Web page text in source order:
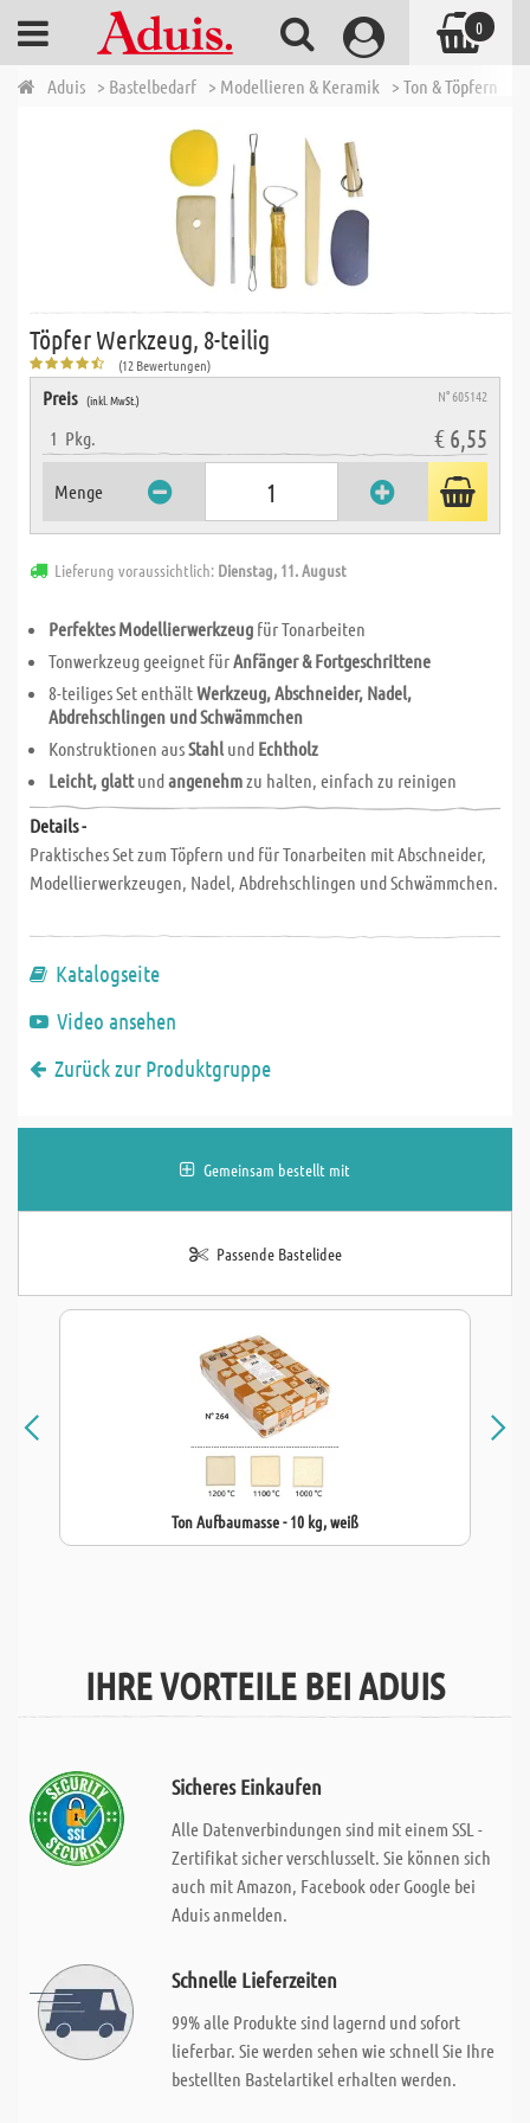
Aduis > Bastelbedarf > Modellieren & Keramik > Ton & Töpfern
Töpfer Werkzeug, 8-teilig
(12 Bewertungen)
Preis (inkl. MwSt.) N° 605142
1 Pkg. € 6,55
Menge
Lieferung voraussichtlich: Dienstag, 11. August
Perfektes Modellierwerkzeug für Tonarbeiten
Tonwerkzeug geeignet fürAnfänger & Fortgeschrittene
8-teiliges Set enthältWerkzeug, Abschneider, Nadel,
Abdrehschlingen und Schwämmchen
Konstruktionen ausStahlund Echtholz
Leicht, glattundangenehmzu halten, einfach zu reinigen
Details -
Praktisches Set zum Töpfern und für Tonarbeiten mit Abschneider,
Modellierwerkzeugen, Nadel, Abdrehschlingen und Schwämmchen.
Katalogseite
Video ansehen
Zurück zur Produktgruppe
Gemeinsam bestellt mit
Passende Bastelidee
Ton Aufbaumasse - 10 kg, weiß
IHRE VORTEILE BEI ADUIS
Sicheres Einkaufen
Alle Datenverbindungen sind mit einem SSL -
Zertifikat sicher verschlusselt. Sie können sich
auch mit Amazon, Facebook oder Google bei
Aduis anmelden.
Schnelle Lieferzeiten
99% alle Produkte sind lagernd und sofort
lieferbar. Sie werden sehen wie schnell Sie Ihre
bestellten Bastelartikel erhalten werden.
0